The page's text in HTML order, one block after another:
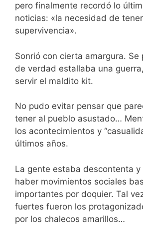
pero finalmente recordó lo
noticias: «la necesidad de
supervivencia».
Sonrió con cierta amargura. Se
de verdad estallaba una
servir el maldito kit.
No pudo evitar pensar que
tener al pueblo asustado…
los acontecimientos y
últimos años.
La gente estaba descontenta y
haber movimientos sociales
importantes por doquier. Tal
fuertes fueron los
por los chalecos amarillos…